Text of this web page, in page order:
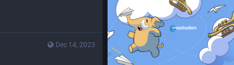
Dec 14, 2023